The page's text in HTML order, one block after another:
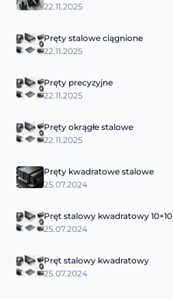
22.11.2025
Pręty stalowe ciągnione
22.11.2025
Pręty precyzyjne
22.11.2025
Pręty okrągłe stalowe
22.11.2025
Pręty kwadratowe stalowe
25.07.2024
Pręt stalowy kwadratowy 10×10
25.07.2024
Pręt stalowy kwadratowy
25.07.2024